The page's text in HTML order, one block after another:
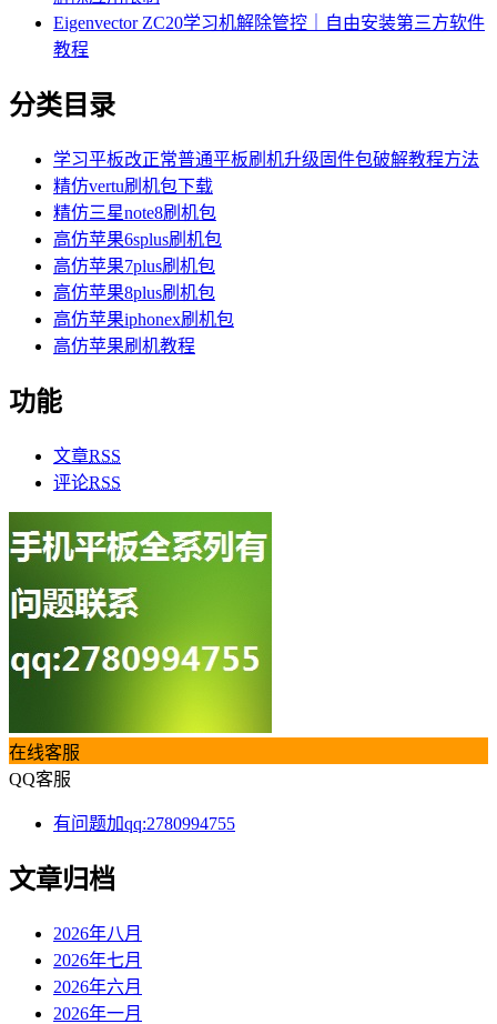
Eigenvector ZC20学习机解除管控｜自由安装第三方软件
教程
分类目录
学习平板改正常普通平板刷机升级固件包破解教程方法
精仿vertu刷机包下载
精仿三星note8刷机包
高仿苹果6splus刷机包
高仿苹果7plus刷机包
高仿苹果8plus刷机包
高仿苹果iphonex刷机包
高仿苹果刷机教程
功能
文章RSS
评论RSS
在线客服
QQ客服
有问题加qq:2780994755
文章归档
2026年八月
2026年七月
2026年六月
2026年一月